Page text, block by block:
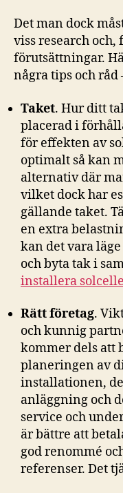
Det man dock
viss research
förutsättningar.
några tips och
Taket. Hur ditt
placerad i
för effekten av
optimalt så kan
alternativ där
vilket dock har
gällande taket.
en extra
kan det vara
och byta tak i
installera
Rätt företag.
och kunnig
kommer dels att
planeringen av
installationen,
anläggning och
service och
är bättre att
god renommé
referenser. Det